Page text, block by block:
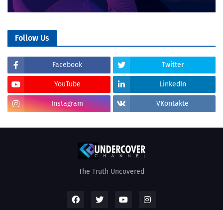
Follow Us
Facebook Twitter
YouTube LinkedIn
Instagram VKontakte
The Truth Uncovered